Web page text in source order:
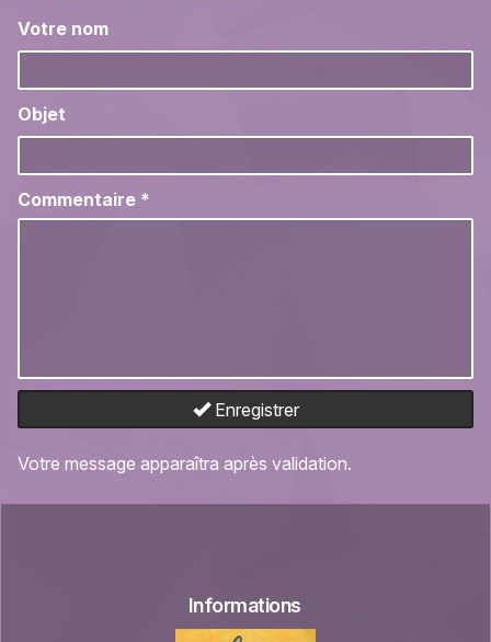
Votre nom
Objet
Commentaire *
Enregistrer
Votre message apparaîtra après validation.
Informations